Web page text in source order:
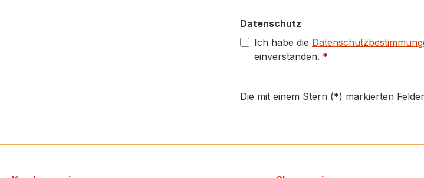
Datenschutz
Ich habe die
einverstanden. *
Die mit einem Stern (*) markierten